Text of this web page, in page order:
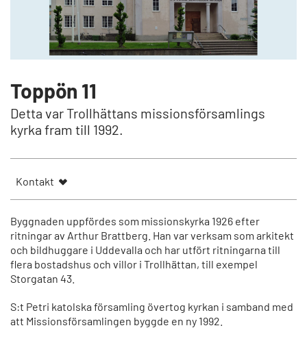
Toppön 11
Detta var Trollhättans missionsförsamlings
kyrka fram till 1992.
Kontakt
Byggnaden uppfördes som missionskyrka 1926 efter
ritningar av Arthur Brattberg. Han var verksam som arkitekt
och bildhuggare i Uddevalla och har utfört ritningarna till
flera bostadshus och villor i Trollhättan, till exempel
Storgatan 43.
S:t Petri katolska församling övertog kyrkan i samband med
att Missionsförsamlingen byggde en ny 1992.